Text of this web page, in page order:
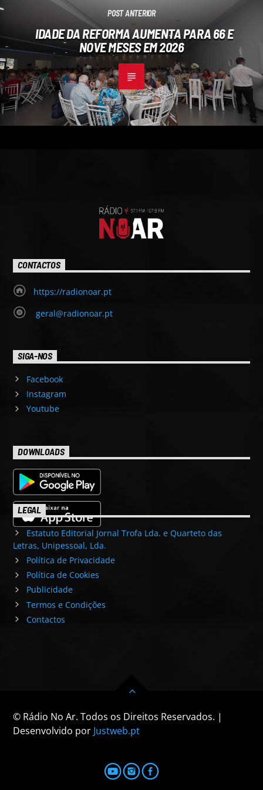
POST ANTERIOR
IDADE DA REFORMA AUMENTA PARA 66 E
NOVE MESES EM 2026
CONTACTOS
https://radionoar.pt
geral@radionoar.pt
SIGA-NOS
Facebook
Instagram
Youtube
DOWNLOADS
LEGAL
Estatuto Editorial Jornal Trofa Lda. e Quarteto das
Letras, Unipessoal, Lda.
Política de Privacidade
Política de Cookies
Publicidade
Termos e Condições
Contactos
© Rádio No Ar. Todos os Direitos Reservados. |
Desenvolvido por Justweb.pt